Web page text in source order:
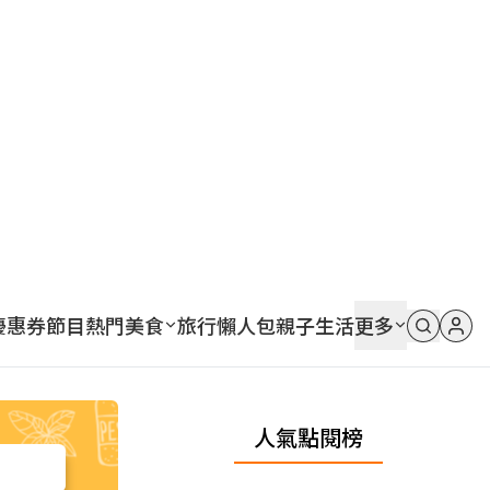
惠券節目熱門美食 旅行懶人包親子生活更多
人氣點閱榜